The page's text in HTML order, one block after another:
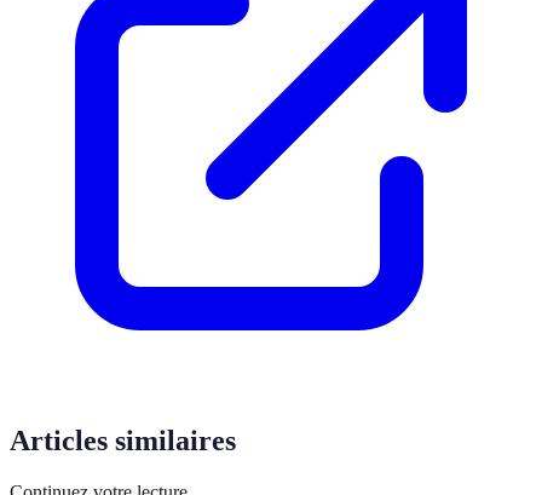
Articles similaires